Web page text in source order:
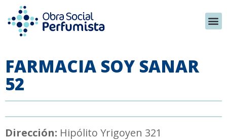
FARMACIA SOY SANAR
52
Dirección: Hipólito Yrigoyen 321